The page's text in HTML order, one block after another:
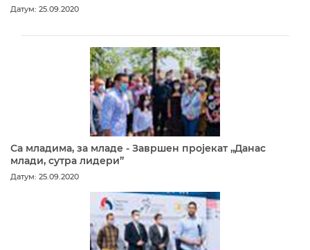
Датум: 25.09.2020
Са младима, за младе - Завршен пројекат „Данас
млади, сутра лидери”
Датум: 25.09.2020